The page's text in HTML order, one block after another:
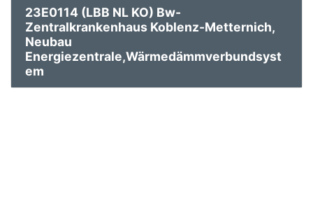
23E0114 (LBB NL KO) Bw-
Zentralkrankenhaus Koblenz-Metternich,
Neubau
Energiezentrale,Wärmedämmverbundsyst
em